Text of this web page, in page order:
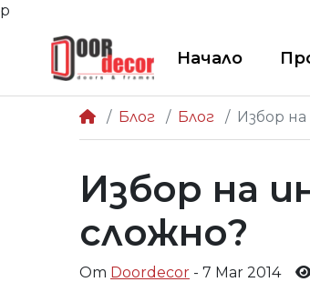
р
Начало
Блог Блог Избор
Избор на
сложно?
От Doordecor - 7 Mar 2014